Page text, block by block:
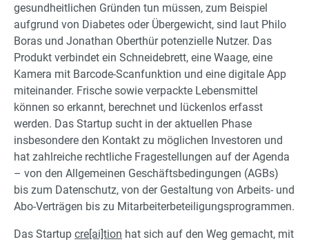
gesundheitlichen Gründen tun müssen, zum Beispiel
aufgrund von Diabetes oder Übergewicht, sind laut Philo
Boras und Jonathan Oberthür potenzielle Nutzer. Das
Produkt verbindet ein Schneidebrett, eine Waage, eine
Kamera mit Barcode-Scanfunktion und eine digitale App
miteinander. Frische sowie verpackte Lebensmittel
können so erkannt, berechnet und lückenlos erfasst
werden. Das Startup sucht in der aktuellen Phase
insbesondere den Kontakt zu möglichen Investoren und
hat zahlreiche rechtliche Fragestellungen auf der Agenda
– von den Allgemeinen Geschäftsbedingungen (AGBs)
bis zum Datenschutz, von der Gestaltung von Arbeits- und
Abo-Verträgen bis zu Mitarbeiterbeteiligungsprogrammen.
Das Startup cre[ai]tion hat sich auf den Weg gemacht, mit